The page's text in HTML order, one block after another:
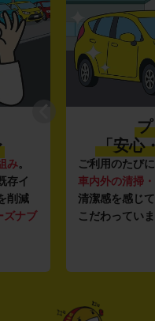
み。
存イ
削減
ズナブ
「安心
ご利用のたびに
車内外の清掃
清潔感を感じ
こだわっていま